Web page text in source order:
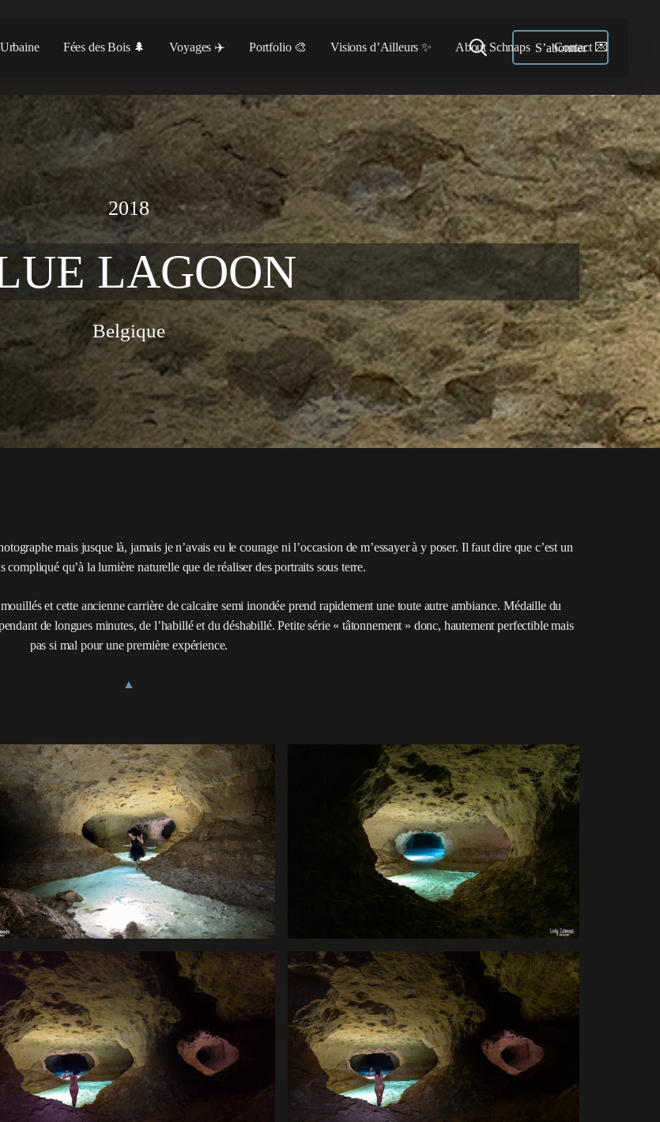
Fées des Bois 🌲 Voyages ✈️ Portfolio 🎨 Visions d’Ailleurs ✨ About Schnaps Contact 💌
S’abonner
2018
LAGOON
Belgique
mais jusque là, jamais je n’avais eu le courage ni l’occasion de m’essayer à y poser. Il faut dire que c’est un
compliqué qu’à la lumière naturelle que de réaliser des portraits sous terre.
et cette ancienne carrière de calcaire semi inondée prend rapidement une toute autre ambiance. Médaille du
de longues minutes, de l’habillé et du déshabillé. Petite série « tâtonnement » donc, hautement perfectible mais
pas si mal pour une première expérience.
▲